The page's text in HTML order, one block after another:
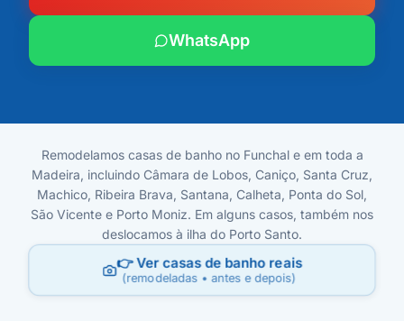
WhatsApp
Remodelamos casas de banho no Funchal e em toda a
Madeira, incluindo Câmara de Lobos, Caniço, Santa Cruz,
Machico, Ribeira Brava, Santana, Calheta, Ponta do Sol,
São Vicente e Porto Moniz. Em alguns casos, também nos
deslocamos à ilha do Porto Santo.
👉 Ver casas de banho reais
(remodeladas • antes e depois)